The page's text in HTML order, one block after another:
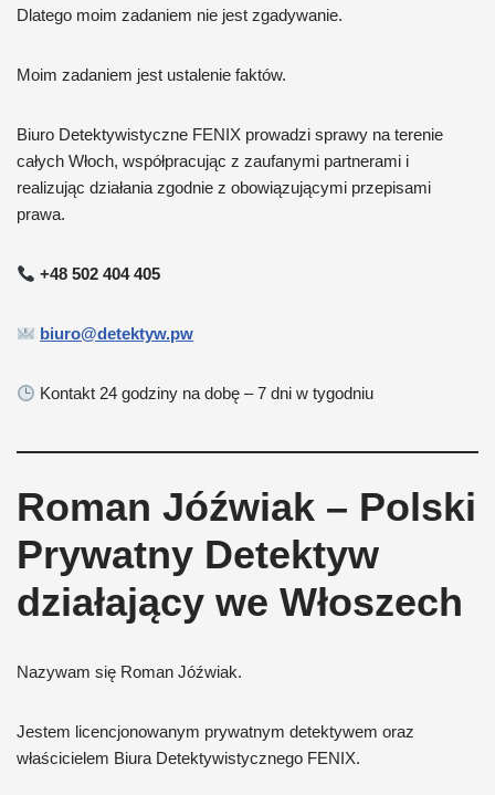
Dlatego moim zadaniem nie jest zgadywanie.
Moim zadaniem jest ustalenie faktów.
Biuro Detektywistyczne FENIX prowadzi sprawy na terenie
całych Włoch, współpracując z zaufanymi partnerami i
realizując działania zgodnie z obowiązującymi przepisami
prawa.
+48 502 404 405
biuro@detektyw.pw
Kontakt 24 godziny na dobę – 7 dni w tygodniu
Roman Jóźwiak – Polski
Prywatny Detektyw
działający we Włoszech
Nazywam się Roman Jóźwiak.
Jestem licencjonowanym prywatnym detektywem oraz
właścicielem Biura Detektywistycznego FENIX.